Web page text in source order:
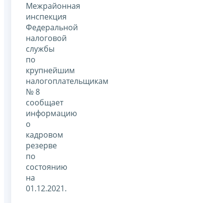
Межрайонная
инспекция
Федеральной
налоговой
службы
по
крупнейшим
налогоплательщикам
№ 8
сообщает
информацию
о
кадровом
резерве
по
состоянию
на
01.12.2021.